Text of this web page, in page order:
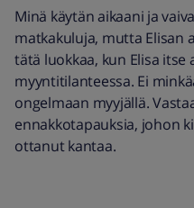
Minä käytän aikaani ja
matkakuluja, mutta Elisan
tätä luokkaa, kun Elisa
myyntitilanteessa. Ei
ongelmaan myyjällä.
ennakkotapauksia, johon
ottanut kantaa.